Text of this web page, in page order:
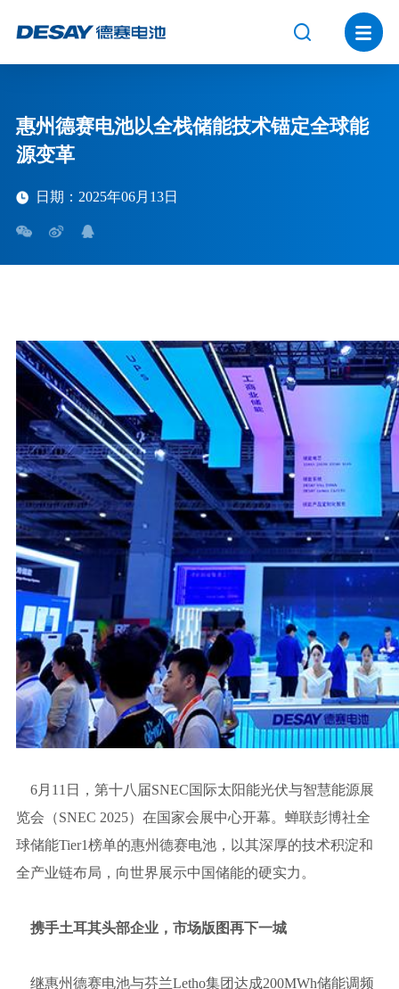
惠州德赛电池以全栈储能技术锚定全球能
源变革
日期：2025年06月13日
6月11日，第十八届SNEC国际太阳能光伏与智慧能源展
览会（SNEC 2025）在国家会展中心开幕。蝉联彭博社全
球储能Tier1榜单的惠州德赛电池，以其深厚的技术积淀和
全产业链布局，向世界展示中国储能的硬实力。
携手土耳其头部企业，市场版图再下一城
继惠州德赛电池与芬兰Letho集团达成200MWh储能调频